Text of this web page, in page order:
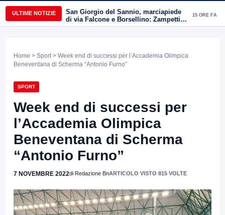
ULTIME NOTIZIE
San Giorgio del Sannio, marciapiede
di via Falcone e Borsellino: Zampetti e
Lombardi replicano alle polemiche
15 ORE FA
Home > Sport > Week end di successi per l’Accademia Olimpica
Beneventana di Scherma “Antonio Furno”
SPORT
Week end di successi per
l’Accademia Olimpica
Beneventana di Scherma
“Antonio Furno”
7 NOVEMBRE 2022di Redazione BnARTICOLO VISTO 815 VOLTE